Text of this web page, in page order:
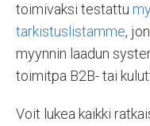
toimivaksi testattu
tarkistuslistamme,
myynnin laadun
toimitpa B2B- tai
Voit lukea kaikki